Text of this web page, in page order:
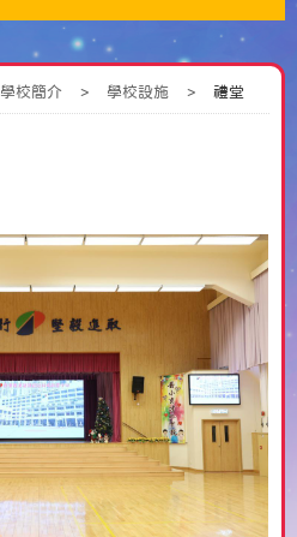
學校簡介 > 學校設施 > 禮堂